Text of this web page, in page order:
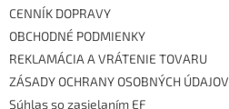
CENNÍK DOPRAVY
OBCHODNÉ PODMIENKY
REKLAMÁCIA A VRÁTENIE TOVARU
ZÁSADY OCHRANY OSOBNÝCH ÚDAJOV
Súhlas so zasielaním EF